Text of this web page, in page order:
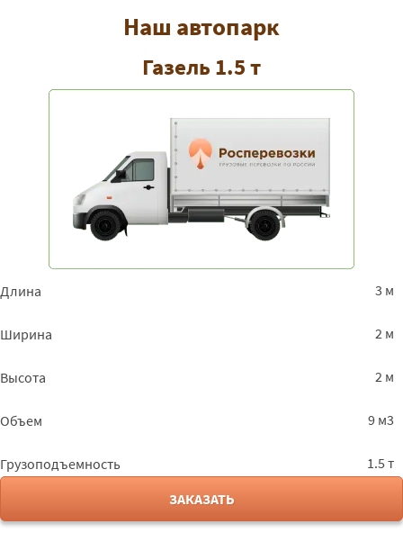
Наш автопарк
Газель 1.5 т
Длина 3 м
Ширина 2 м
Высота 2 м
Объем 9 м3
Грузоподъемность
1.5 т
ЗАКАЗАТЬ